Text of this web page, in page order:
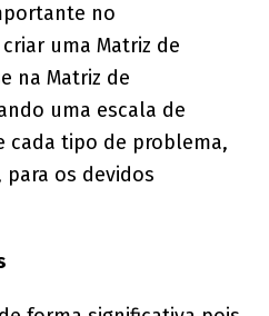
no
uma Matriz de
na Matriz de
uma escala de
cada tipo de problema,
os devidos